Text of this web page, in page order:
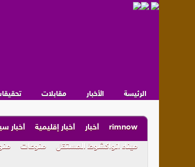
الرئيسة الأخبار مقابلات
rimnow أخبار أخبار إقليمية أخبار
منوعات ميناء انواكشوط المستقل